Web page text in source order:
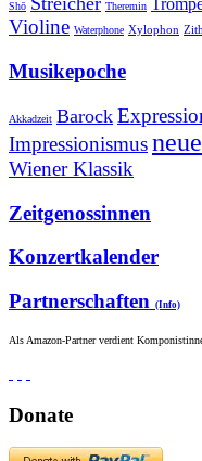
Shō
Theremin
Violine Waterphone Xylophon
Musikepoche
Akkadzeit Barock
Impressionismus
Wiener Klassik
Zeitgenossinnen
Konzertkalender
Partnerschaften (Info)
Als Amazon-Partner verdient
Donate